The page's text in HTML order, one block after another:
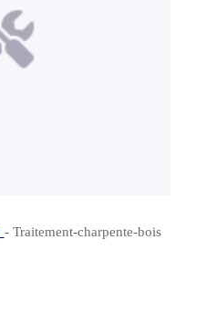
- Traitement-charpente-bois